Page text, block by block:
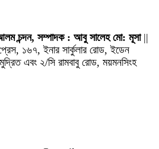
চন্দন, সম্পাদক : আবু সালেহ মো: মূসা||
প্রেস, ১৬৭, ইনার সার্কুলার রোড, ইডেন
এবং ২/সি রামবাবু রোড, ময়মনসিংহ